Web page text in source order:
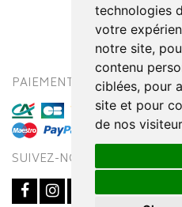
technologies
votre
notre site,
contenu
ciblées, pour
site et pour
de nos
PAIEMENT SÉCURISÉ
SUIVEZ-NOUS SUR